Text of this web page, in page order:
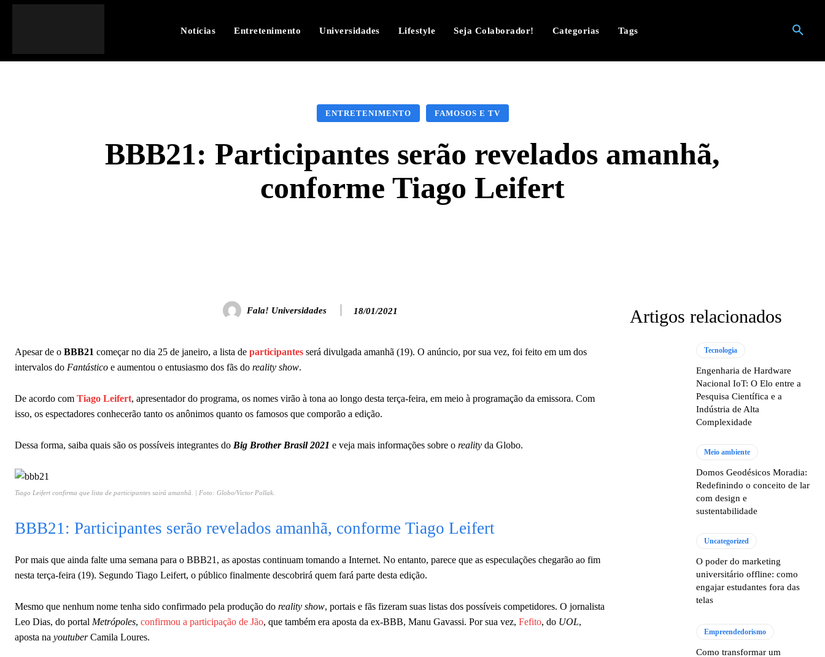
Notícias Entretenimento Universidades Lifestyle Seja Colaborador! Categorias Tags
ENTRETENIMENTO FAMOSOS E TV
BBB21: Participantes serão revelados amanhã,
conforme Tiago Leifert
Fala! Universidades 18/01/2021
Apesar de o BBB21 começar no dia 25 de janeiro, a lista de participantes será divulgada amanhã (19). O anúncio, por sua vez, foi feito em um dos
intervalos do Fantástico e aumentou o entusiasmo dos fãs do reality show.
De acordo com Tiago Leifert, apresentador do programa, os nomes virão à tona ao longo desta terça-feira, em meio à programação da emissora. Com
isso, os espectadores conhecerão tanto os anônimos quanto os famosos que comporão a edição.
Dessa forma, saiba quais são os possíveis integrantes do Big Brother Brasil 2021 e veja mais informações sobre o reality da Globo.
Tiago Leifert confirma que lista de participantes sairá amanhã. | Foto: Globo/Victor Pollak.
BBB21: Participantes serão revelados amanhã, conforme Tiago Leifert
Por mais que ainda falte uma semana para o BBB21, as apostas continuam tomando a Internet. No entanto, parece que as especulações chegarão ao fim
nesta terça-feira (19). Segundo Tiago Leifert, o público finalmente descobrirá quem fará parte desta edição.
Mesmo que nenhum nome tenha sido confirmado pela produção do reality show, portais e fãs fizeram suas listas dos possíveis competidores. O jornalista
Leo Dias, do portal Metrópoles, confirmou a participação de Jão, que também era aposta da ex-BBB, Manu Gavassi. Por sua vez, Fefito, do UOL,
aposta na youtuberCamila Loures.
Artigos relacionados
Tecnologia
Engenharia de Hardware
Nacional IoT: O Elo entre a
Pesquisa Científica e a
Indústria de Alta
Complexidade
Meio ambiente
Domos Geodésicos Moradia:
Redefinindo o conceito de lar
com design e
sustentabilidade
Uncategorized
O poder do marketing
universitário offline: como
engajar estudantes fora das
telas
Empreendedorismo
Como transformar um